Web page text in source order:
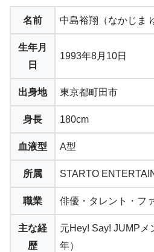
名前 中島裕翔（なかじま
生年月
日
1993年8月10日
出身地 東京都町田市
身長 180cm
血液型 A型
所属 STARTO
職業 俳優・タレント・フ
主な経
歴
元Hey! Say! JUMP
年）